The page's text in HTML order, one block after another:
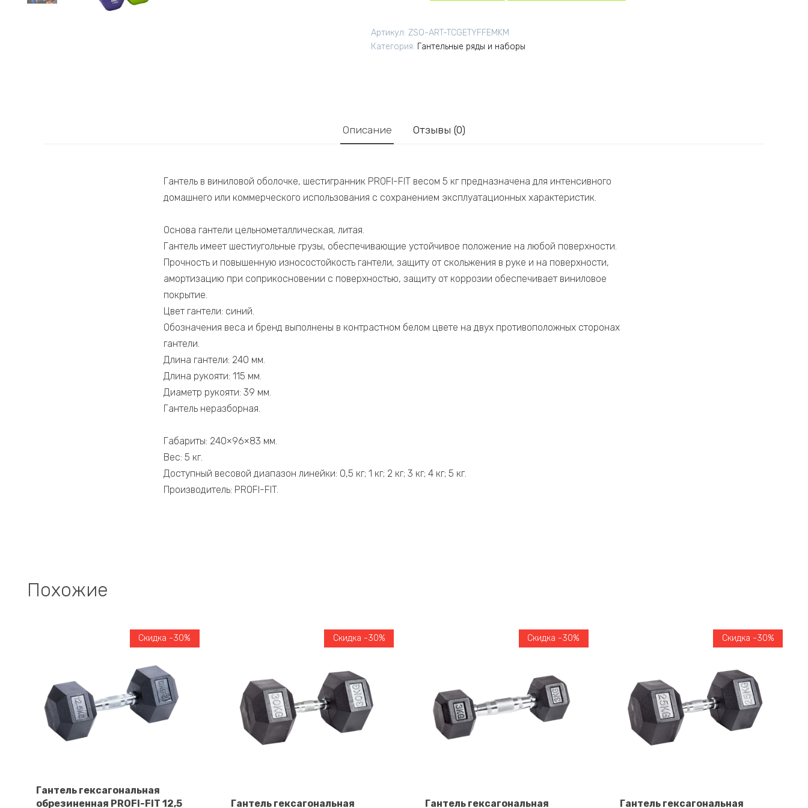
Артикул: ZSO-ART-TCGETYFFEMKM
Категория: Гантельные ряды и наборы
Описание Отзывы (0)
Гантель в виниловой оболочке, шестигранник PROFI-FIT весом 5 кг предназначена для интенсивного
домашнего или коммерческого использования с сохранением эксплуатационных характеристик.
Основа гантели цельнометаллическая, литая.
Гантель имеет шестиугольные грузы, обеспечивающие устойчивое положение на любой поверхности.
Прочность и повышенную износостойкость гантели, защиту от скольжения в руке и на поверхности,
амортизацию при соприкосновении с поверхностью, защиту от коррозии обеспечивает виниловое
покрытие.
Цвет гантели: синий.
Обозначения веса и бренд выполнены в контрастном белом цвете на двух противоположных сторонах
гантели.
Длина гантели: 240 мм.
Длина рукояти: 115 мм.
Диаметр рукояти: 39 мм.
Гантель неразборная.
Габариты: 240×96×83 мм.
Вес: 5 кг.
Доступный весовой диапазон линейки: 0,5 кг; 1 кг; 2 кг; 3 кг; 4 кг; 5 кг.
Производитель: PROFI-FIT.
Похожие
Скидка -30%
Гантель гексагональная
обрезиненная PROFI-FIT 12,5
Скидка -30%
Гантель гексагональная
Скидка -30%
Гантель гексагональная
Скидка -30%
Гантель гексагональная